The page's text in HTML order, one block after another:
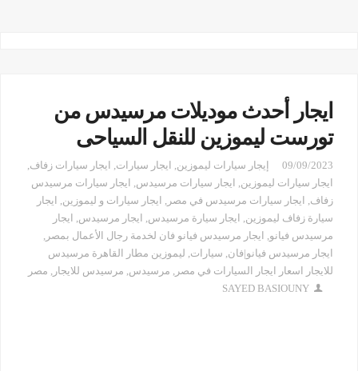
ايجار أحدث موديلات مرسيدس من
تورست ليموزين للنقل السياحى
09/09/2023 إيجار سيارات ليموزين, ايجار سيارات, ايجار سيارات زفاف,
ايجار سيارات ليموزين, ايجار سيارات مرسيدس, ايجار سيارات مرسيدس
زفاف, ايجار سيارات مرسيدس في مصر , ايجار سيارات و ليموزين, ايجار
سيارة زفاف ليموزين, ايجار سيارة مرسيدس, ايجار مرسيدس, ايجار
مرسيدس فيانو, ايجار مرسيدس فيانو فان لخدمة رجال الأعمال بمصر ,
ايجار مرسيدس فيانو|فان, سيارات, ليموزين مطار القاهرة مرسيدس
للايجار اسعار ايجار السيارات في مصر , مرسيدس, مرسيدس للايجار , مصر
SAYED BASIOUNY